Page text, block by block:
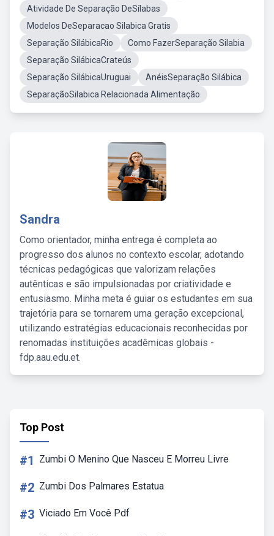
Atividade De Separação DeSílabas
Modelos DeSeparacao Silabica Gratis
Separação SilábicaRio
Como FazerSeparação Silabia
Separação SilábicaCrateús
Separação SilábicaUruguai
AnéisSeparação Silábica
SeparaçãoSilabica Relacionada Alimentação
Sandra
Como orientador, minha entrega é completa ao
progresso dos alunos no contexto escolar, adotando
técnicas pedagógicas que valorizam relações
autênticas e são impulsionadas por criatividade e
entusiasmo. Minha meta é guiar os estudantes em sua
trajetória para se tornarem uma geração excepcional,
utilizando estratégias educacionais reconhecidas por
renomadas instituições acadêmicas globais -
fdp.aau.edu.et.
Top Post
#1 Zumbi O Menino Que Nasceu E Morreu Livre
#2 Zumbi Dos Palmares Estatua
#3 Viciado Em Você Pdf